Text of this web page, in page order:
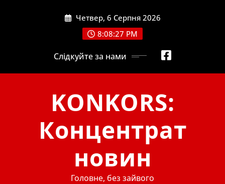
Четвер, 6 Серпня 2026
8:08:28 PM
Слідкуйте за нами
KONKORS:
Концентрат
новин
Головне, без зайвого